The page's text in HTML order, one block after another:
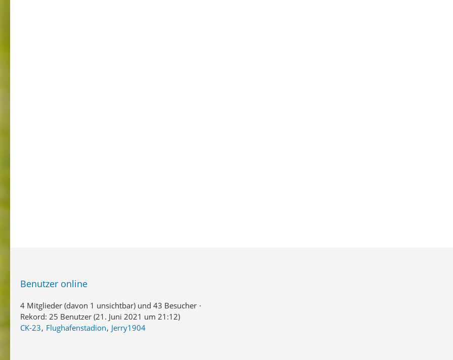
Benutzer online
4 Mitglieder (davon 1 unsichtbar) und 43 Besucher
Rekord: 25 Benutzer (21. Juni 2021 um 21:12)
CK-23 Flughafenstadion Jerry1904